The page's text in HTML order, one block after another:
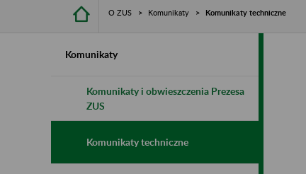
O ZUS Komunikaty Komunikaty techniczne
Komunikaty
Komunikaty i obwieszczenia Prezesa
ZUS
Komunikaty techniczne